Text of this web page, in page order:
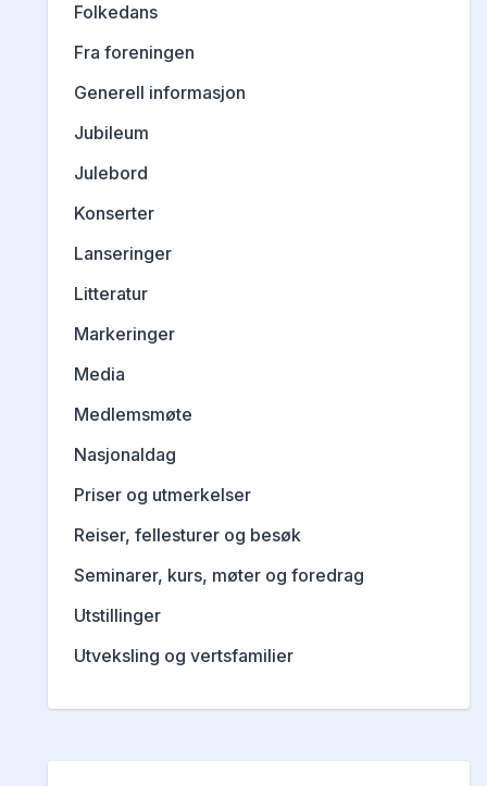
Folkedans
Fra foreningen
Generell informasjon
Jubileum
Julebord
Konserter
Lanseringer
Litteratur
Markeringer
Media
Medlemsmøte
Nasjonaldag
Priser og utmerkelser
Reiser, fellesturer og besøk
Seminarer, kurs, møter og foredrag
Utstillinger
Utveksling og vertsfamilier